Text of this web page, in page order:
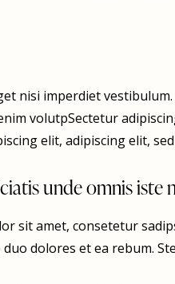
nisi imperdiet
volutpSectetur
elit, adipiscing elit,
unde omnis iste
sit amet, consetetur
duo dolores et ea rebum.